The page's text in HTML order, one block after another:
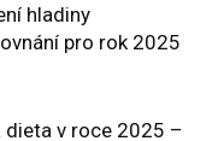
hladiny
pro rok 2025
dieta v roce 2025 –